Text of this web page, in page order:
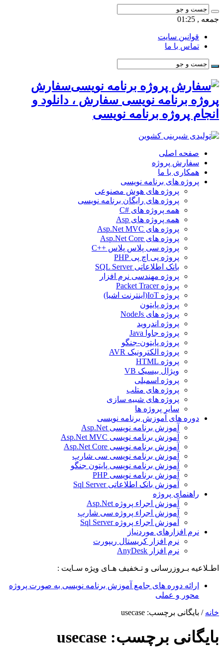
جمعه , 01:25
قوانین سایت
تماس با ما
سفارش
پروژه برنامه نویسی سفارش ، دانلود و
انجام پروژه برنامه نویسی
صفحه اصلی
سفارش پروژه
همکاری با ما
پروژه های برنامه نویسی
پروژه های هوش مصنوعی
پروژه های رایگان برنامه نویسی
همه پروژه های #C
همه پروژه های Asp
پروژه های Asp.Net MVC
پروژه های Asp.Net Core
پروژه سی پلاس پلاس ++C
پروژه پی اچ پی PHP
بانک اطلاعاتی SQL Server
پروژه مهندسی نرم افزار
پروژه Packet Tracer
پروژه IoT(اینترنت اشیا)
پروژه پایتون
پروژه های NodeJs
پروژه اندروید
پروژه جاوا Java
پروژه پایتون-جنگو
پروژه الکترونیک AVR
پروژه HTML
ویژال بیسیک VB
پروژه اسمبلی
پروژه های متلب
پروژه های شبیه سازی
سایر پروژه ها
دوره های آموزش برنامه نویسی
آموزش برنامه نویسی Asp.Net
آموزش برنامه نویسی Asp.Net MVC
آموزش برنامه نویسی Asp.Net Core
آموزش برنامه نویسی سی شارپ
آموزش برنامه نویسی پایتون جنگو
آموزش برنامه نویسی PHP
آموزش بانک اطلاعاتی Sql Server
راهنمای پروژه
آموزش اجراء پروژه Asp.Net
آموزش اجراء پروژه سی شارپ
آموزش اجراء پروژه Sql Server
نرم افزارهای موردنیاز
نرم افزار کریستال ریپورت
نرم افزار AnyDesk
اطـلاعیه بـروزرسانی و تـخفیف هـای ویژه سـایت :
ارائه دوره های جامع آموزش برنامه نویسی به صورت پروژه
محور و عملی
خانه / بایگانی برچسب: usecase
بایگانی برچسب: usecase